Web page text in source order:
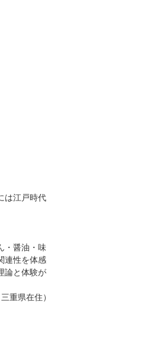
は江戸時代
・醤油・味
連性を体感
論と体験が
重県在住）